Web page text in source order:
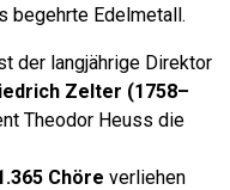
begehrte Edelmetall.
der langjährige Direktor
Zelter (1758–
Theodor Heuss die
Chöre verliehen